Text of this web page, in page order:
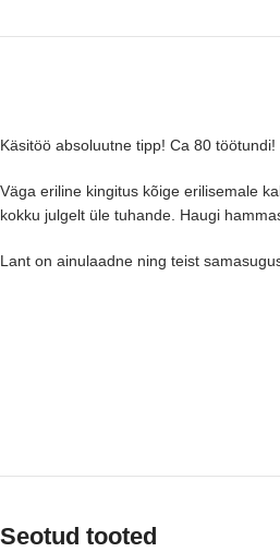
Käsitöö absoluutne tipp! Ca 80 töötundi!
Väga eriline kingitus kõige erilisemale
kokku julgelt üle tuhande. Haugi
Lant on ainulaadne ning teist
Seotud tooted